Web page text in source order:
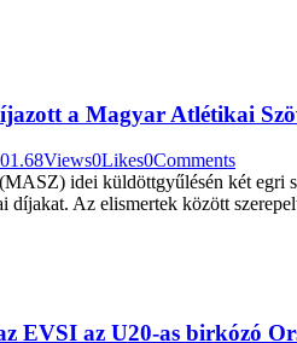
a Magyar Atlétikai
68Views0Likes0Comments
idei küldöttgyűlésén két egri
díjakat. Az elismertek között
EVSI az U20-as birkózó